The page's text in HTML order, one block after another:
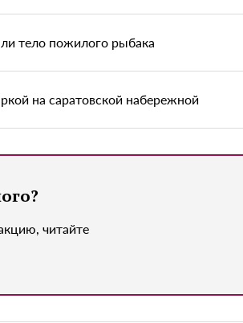
тело пожилого рыбака
на саратовской набережной
читайте